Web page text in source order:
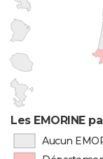
Les EMORINE
Aucun